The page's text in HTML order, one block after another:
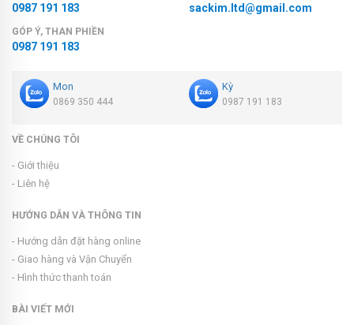
0987 191 183 sackim.ltd@gmail.com
GÓP Ý, THAN PHIỀN
0987 191 183
Mon
0869 350 444
Kỳ
0987 191 183
VỀ CHÚNG TÔI
- Giới thiệu
- Liên hệ
HƯỚNG DẪN VÀ THÔNG TIN
- Hướng dẫn đặt hàng online
- Giao hàng và Vận Chuyển
- Hình thức thanh toán
BÀI VIẾT MỚI